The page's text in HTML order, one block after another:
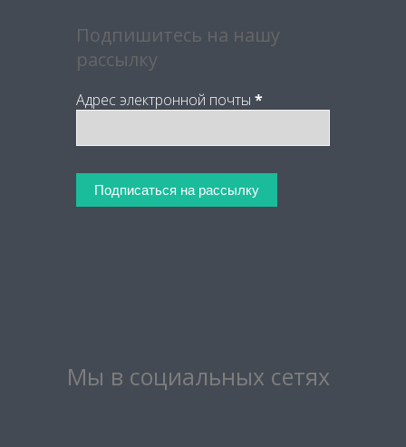
Подпишитесь на нашу
рассылку
Адрес электронной почты *
Мы в социальных сетях